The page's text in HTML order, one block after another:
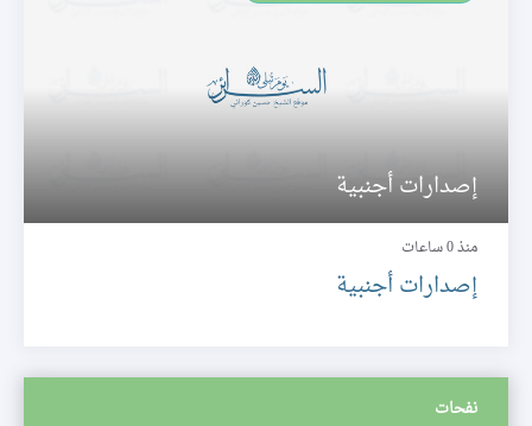
إصدارات أجنبية
منذ 0 ساعات
إصدارات أجنبية
نفحات